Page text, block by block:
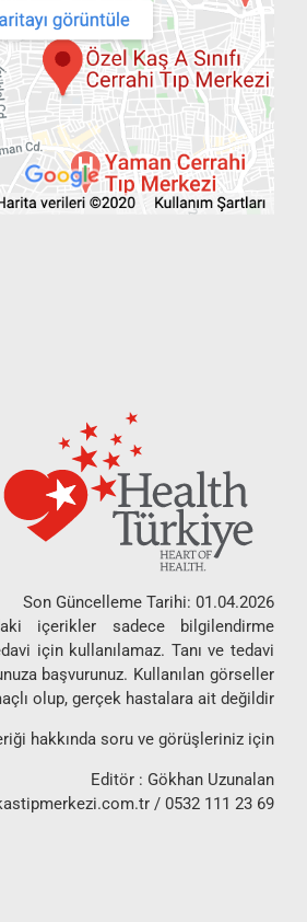
Son Güncelleme Tarihi: 01.04.2026
içerikler sadece bilgilendirme
için kullanılamaz. Tanı ve tedavi
başvurunuz. Kullanılan görseller
olup, gerçek hastalara ait değildir.
hakkında soru ve görüşleriniz için :
Editör : Gökhan Uzunalan
/ 0532 111 23 69